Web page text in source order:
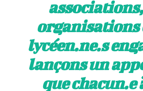
organisations
lycéen.ne.s
lançons un
que chacun.e